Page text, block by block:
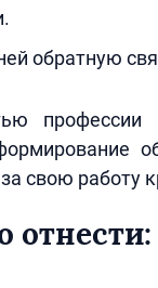
обратную
профессии
свою работу